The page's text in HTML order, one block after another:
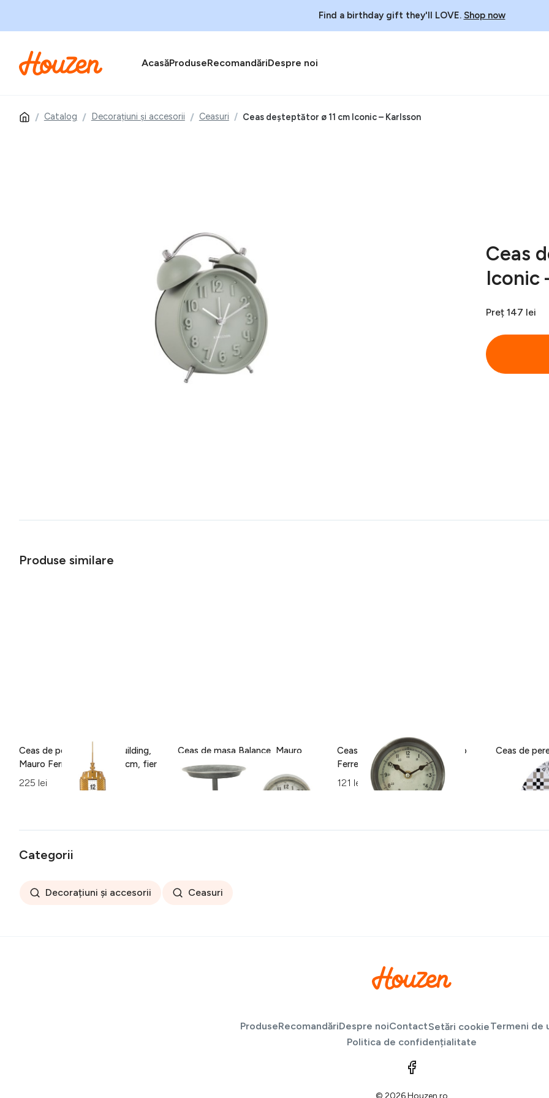
Find a birthday gift they'll LOVE. Shop now
AcasăProduseRecomandăriDespre noi
Catalog Decorațiuni și accesorii Ceasuri Ceas deșteptător ø 11 cm Iconic – Karlsson
Ceas
Iconic
Preț 147 lei
Produse similare
Ceas de perete Empire Building,
Mauro Ferretti, 23.5 x 78 cm, fier
225 lei
Ceas de masa Balance, Mauro
Ferretti, 47 x 22.5 x 28 cm,
fier/MDF
Ceas de masa Industrial, Mauro
Ferretti, 17.5 x 13 x 22.5 cm,
fier/sticla
121 lei
Ceas de
Brandani,
Categorii
Decorațiuni și accesorii Ceasuri
ProduseRecomandăriDespre noiContactSetări cookieTermeni de
Politica de confidențialitate